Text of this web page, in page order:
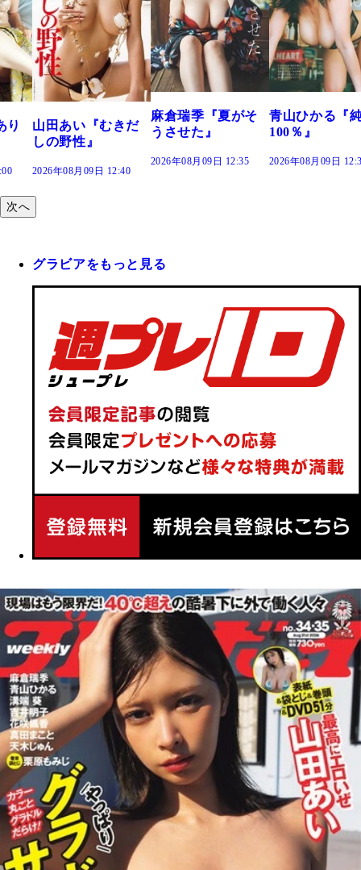
だ
麻倉瑞季『夏がそ
うさせた』
青山ひかる『純度
100％』
2026年08月09日 12:30
溝端 葵『もう
つの、あおい
で。』
2026年08月09日
次へ
グラビアをもっと見る